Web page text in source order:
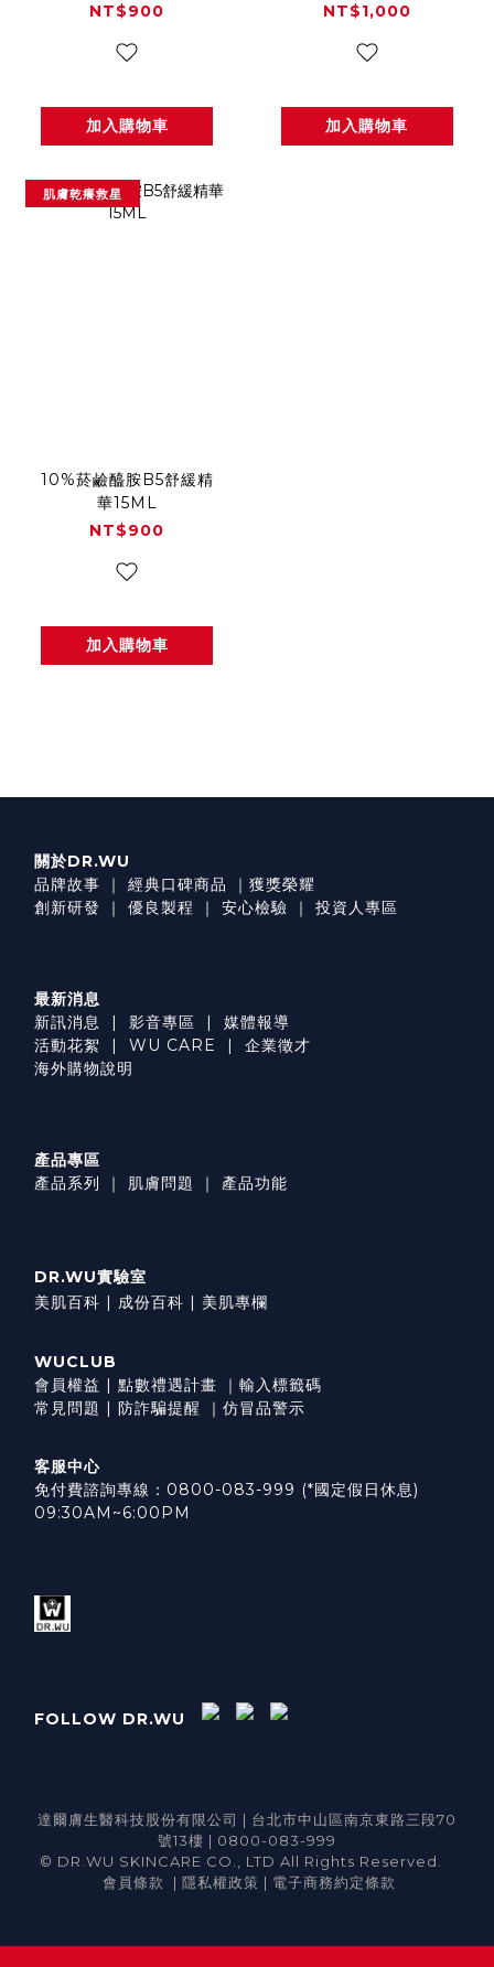
NT$900
加入購物車
NT$1,000
加入購物車
肌膚乾癢救星
10%菸鹼醯胺B5舒緩精
華15ML
NT$900
加入購物車
關於DR.WU
品牌故事 ｜ 經典口碑商品 ｜ 獲獎榮耀
創新研發
｜ 優良製程 ｜ 安心檢驗 ｜ 投資人專區
最新消息
新訊消息
| 影音專區 | 媒體報導
活動花絮
| WU CARE | 企業徵才
海外購物說明
產品專區
產品系列
｜ 肌膚問題 ｜ 產品功能
DR.WU實驗室
美肌百科 | 成份百科 | 美肌專欄
WUCLUB
會員權益 | 點數禮遇計畫 ｜ 輸入標籤碼
常見問題 | 防詐騙提醒 ｜ 仿冒品警示
客服中心
免付費諮詢專線：0800-083-999 (*國定假日休息)
09:30AM~6:00PM
FOLLOW DR.WU
達爾膚生醫科技股份有限公司 | 台北市中山區南京東路三段70
號13樓 | 0800-083-999
© DR.WU SKINCARE CO., LTD All Rights Reserved.
會員條款
| 隱私權政策 | 電子商務約定條款